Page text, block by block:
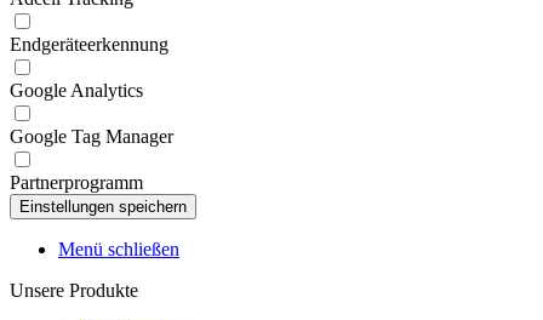
Endgeräteerkennung
Google Analytics
Google Tag Manager
Partnerprogramm
Menü schließen
Unsere Produkte